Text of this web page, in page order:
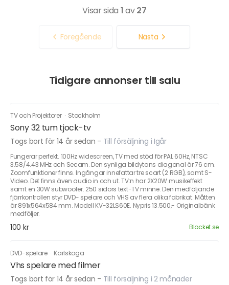
Visar sida 1av27
Föregående Nästa
Tidigare annonser till salu
TV och Projektorer · Stockholm
Sony 32 tum tjock-tv
Togs bort för 14 år sedan - Till försäljning i Igår
Fungerar perfekt. 100Hz widescreen, TV med stöd för PAL 60Hz, NTSC
3.58/4.43 MHz och Secam. Den synliga bildytans diagonal är 76 cm.
Zoomfunktioner finns. Ingångar innefattar tre scart (2 RGB), samt S-
Video. Det finns även audio in och ut. TV:n har 2X20W musikeffekt
samt en 30W subwoofer. 250 sidors text-TV minne. Den medföljande
fjärrkontrollen styr DVD- spelare och VHS av flera olika fabrikat. Måtten
är 891x564x584 mm. Modell KV-32LS60E. Nypris 13.500,- Originalbänk
medföljer.
100 kr Blocket.se
DVD-spelare · Karlskoga
Vhs spelare med filmer
Togs bort för 14 år sedan - Till försäljning i 2 månader